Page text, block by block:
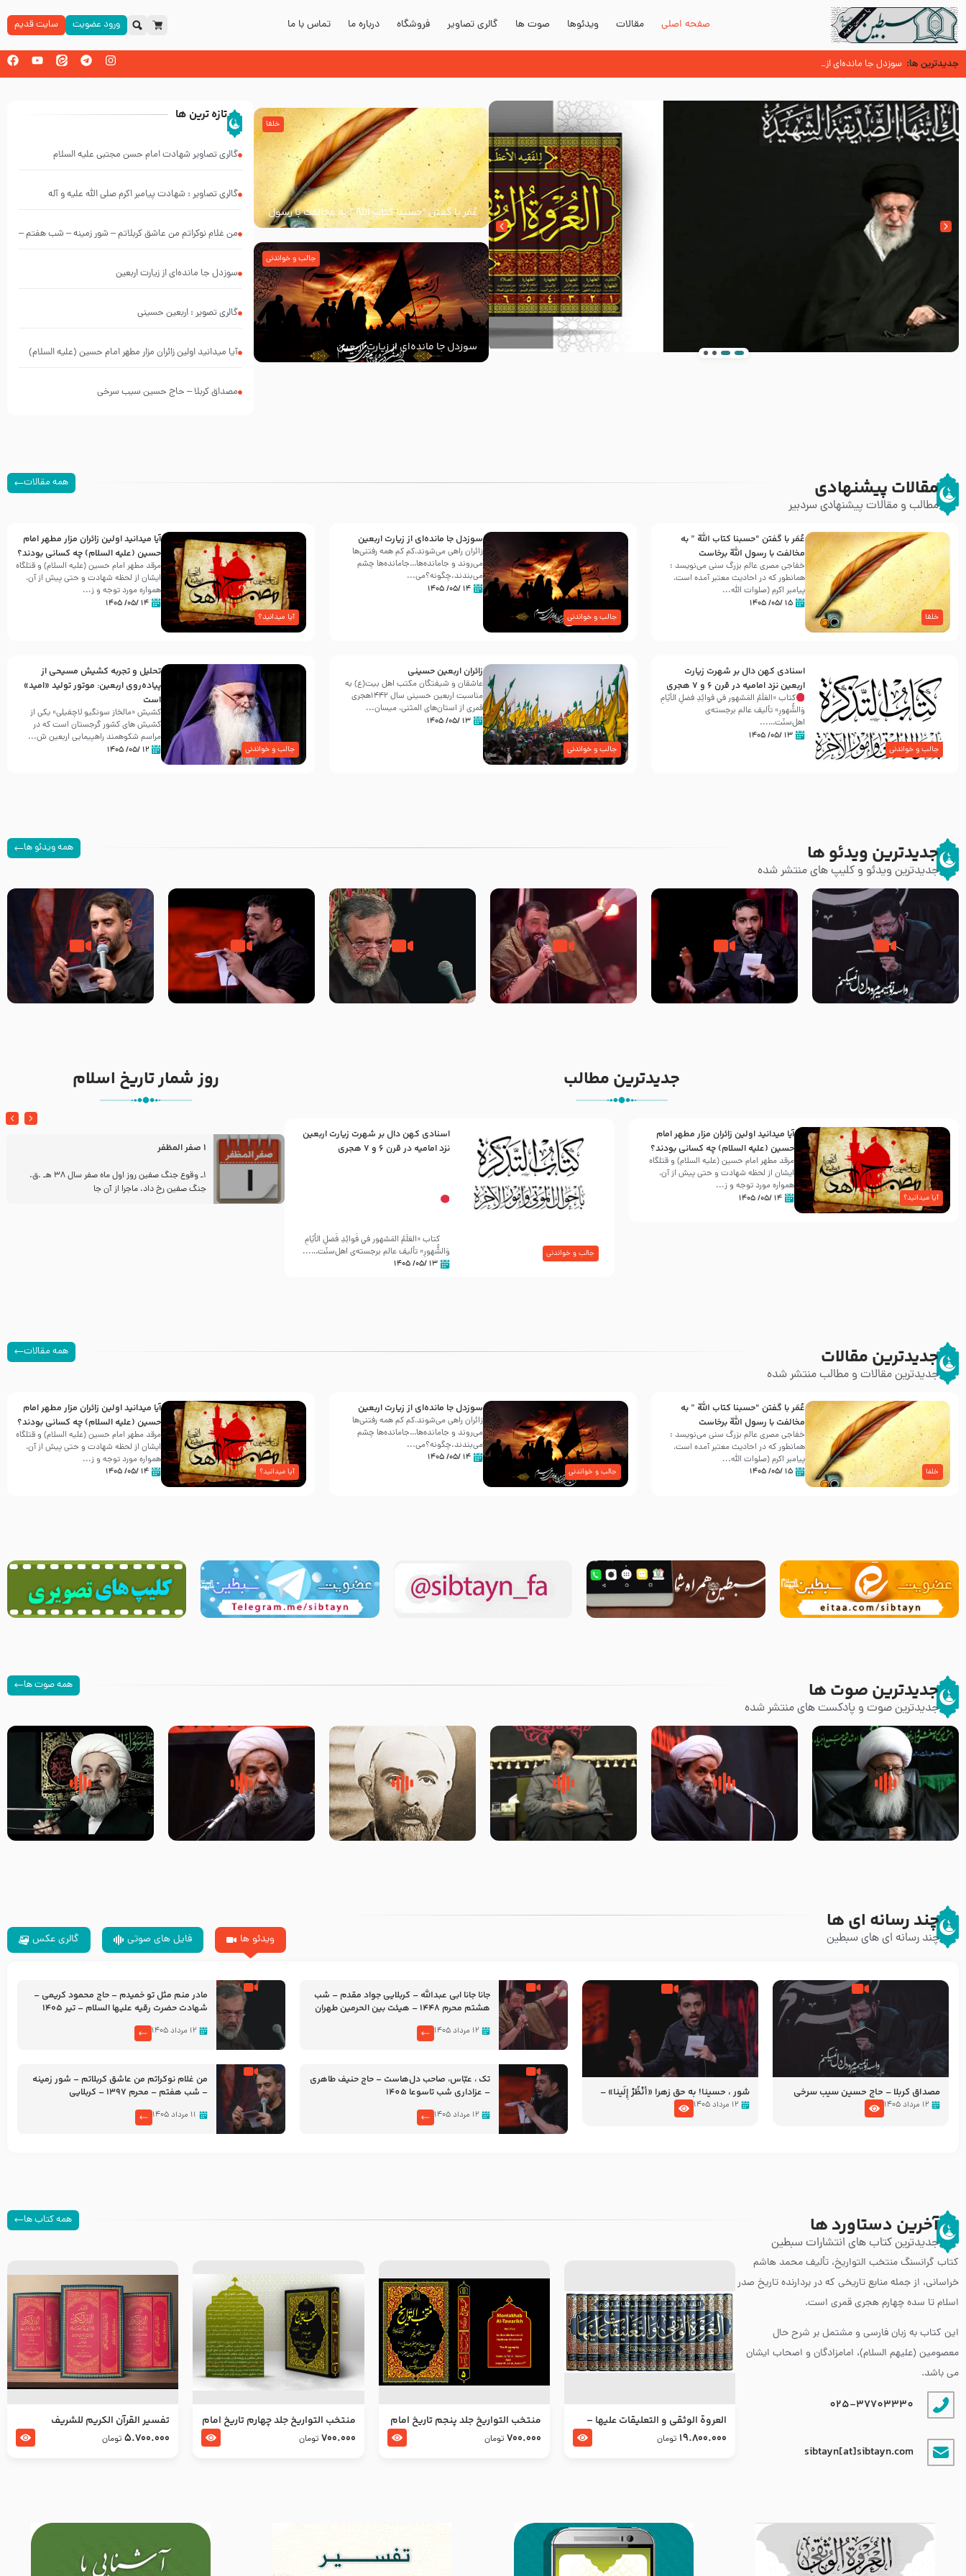
صفحه اصلی مقالات ویدئوها صوت ها گالری تصاویر فروشگاه درباره ما تماس با ما ورود عضویت سایت قدیم
جدیدترین ها: سوزدل جا مانده‌ای از زیارت اربعین
آیا میدانید اولین زائران مزار مطهر امام حسین (علیه السلام) چه کسانی بودند؟
اسنادی کهن دال بر شهرت زیارت اربعین نزد امامیه در قرن ۶ و ۷ هجری
عُمَر با گفتن “حسبنا كتاب اللّه ” به مخالفت با رسول
اللّه برخاست
خلفا
سوزدل جا مانده‌ای از زیارت اربعین
جالب و خواندنی
تازه ترین ها
گالری تصاویر شهادت امام حسن مجتبی علیه السلام
گالری تصاویر : شهادت پیامبر اکرم صلی الله علیه و آله
من غلام نوکراتم من عاشق کربلاتم – شور زمینه – شب هفتم –
سوزدل جا مانده‌ای از زیارت اربعین
گالری تصویر : اربعین حسینی
آیا میدانید اولین زائران مزار مطهر امام حسین (علیه السلام)
مصداق کربلا – حاج حسین سیب سرخی
مقالات پیشنهادی
مطالب و مقالات پیشنهادی سردبیر
همه مقالات
خلفا
عُمَر با گفتن “حسبنا كتاب اللّه ” به
مخالفت با رسول اللّه برخاست
خفاجی مصری عالم بزرگ سنی می‌نویسد :
همانطور که در احادیث معتبر آمده است،
پیامبر اکرم (صلوات اللّه...
۱۵ /۰۵/ ۱۴۰۵
جالب و خواندنی
سوزدل جا مانده‌ای از زیارت اربعین
زائران راهی می‌شوند،کم‌ کم همه رفتنی‌ها
می‌روند و جامانده‌ها…جامانده‌ها چشم
می‌بندند.چگونه؟می‌...
۱۴ /۰۵/ ۱۴۰۵
آیا میدانید؟
آیا میدانید اولین زائران مزار مطهر امام
حسین (علیه السلام) چه کسانی بودند؟
مرقد مطهر امام حسین (علیه السلام) و قتلگاه
ایشان از لحظه شهادت و حتی پیش از آن،
همواره مورد توجه و ز...
۱۴ /۰۵/ ۱۴۰۵
جالب و خواندنی
اسنادی کهن دال بر شهرت زیارت
اربعین نزد امامیه در قرن ۶ و ۷ هجری
کتاب «العَلَمُ المَشهور في فَوائِدِ فَضلِ الأيّامِ
وَالشُّهورِ» تألیف عالم برجسته‌ی
اهل‌سنّت…...
۱۳ /۰۵/ ۱۴۰۵
جالب و خواندنی
زائران اربعین حسینی
عاشقان و شیفتگان مکتب اهل بیت(ع) به
مناسبت اربعین حسینی سال ۱۴۴۲هجری
قمری از استان‌های المثنی، میسان...
۱۳ /۰۵/ ۱۴۰۵
جالب و خواندنی
تحلیل و تجربه کشیش مسیحی از
پیاده‌روی اربعین: موتور تولید «امید»
است
کشیش «مالخاز سونگیو لاچفیلی» یکی از
کشیش های کشور گرجستان است که در
مراسم شکوهمند راهپیمایی اربعین ش...
۱۲ /۰۵/ ۱۴۰۵
جدیدترین ویدئو ها
جدیدترین ویدئو و کلیپ های منتشر شده
همه ویدئو ها
مصداق کربلا – حاج حسین سیب
شور ، حسینا! به‌ حق زهرا «أُنْظُرْ
إِلَینا» – عزاداری شب هفتم ماه
جانا جانا ابی عبدالله – کربلایی
جواد مقدم – شب هشتم محرم
مادر منم مثل تو خمیدم – حاج
محمود کریمی – شهادت حضرت
تک ، عبّاس، صاحب دل‌هاست –
حاج حنیف طاهری – عزاداری شب
من غلام نوکراتم من عاشق
کربلاتم – شور زمینه – شب هفتم
جدیدترین مطالب
آیا میدانید؟
آیا میدانید اولین زائران مزار مطهر امام
حسین (علیه السلام) چه کسانی بودند؟
مرقد مطهر امام حسین (علیه السلام) و قتلگاه
ایشان از لحظه شهادت و حتی پیش از آن،
همواره مورد توجه و ز...
۱۴ /۰۵/ ۱۴۰۵
جالب و خواندنی
اسنادی کهن دال بر شهرت زیارت اربعین
نزد امامیه در قرن ۶ و ۷ هجری
کتاب «العَلَمُ المَشهور في فَوائِدِ فَضلِ الأيّامِ
وَالشُّهورِ» تألیف عالم برجسته‌ی اهل‌سنّت…...
۱۳ /۰۵/ ۱۴۰۵
روز شمار تاریخ اسلام
30 صفر المظفر
شهادت حضرت علی بن موسی الرضا (علیه السلام) در روز
آخـر صفر سـال 203 هـ .ق. هشـتمین اختر تابناک امامت
1 صفر المظفر
1ـ وقوع جنگ صفین روز اول ماه صفر سال 38 هـ .ق.
جنگ صفین رخ داد. ماجرا از آن جا
جدیدترین مقالات
جدیدترین مقالات و مطالب منتشر شده
همه مقالات
خلفا
عُمَر با گفتن “حسبنا كتاب اللّه ” به
مخالفت با رسول اللّه برخاست
خفاجی مصری عالم بزرگ سنی می‌نویسد :
همانطور که در احادیث معتبر آمده است،
پیامبر اکرم (صلوات اللّه...
۱۵ /۰۵/ ۱۴۰۵ جالب و خواندنی
سوزدل جا مانده‌ای از زیارت اربعین
زائران راهی می‌شوند،کم‌ کم همه رفتنی‌ها
می‌روند و جامانده‌ها…جامانده‌ها چشم
می‌بندند.چگونه؟می‌...
۱۴ /۰۵/ ۱۴۰۵
آیا میدانید؟
آیا میدانید اولین زائران مزار مطهر امام
حسین (علیه السلام) چه کسانی بودند؟
مرقد مطهر امام حسین (علیه السلام) و قتلگاه
ایشان از لحظه شهادت و حتی پیش از آن،
همواره مورد توجه و ز...
۱۴ /۰۵/ ۱۴۰۵
جدیدترین صوت ها
جدیدترین صوت و پادکست های منتشر شده
همه صوت ها
زوّار اربعین امام حسین (علیه
السلام) با این اشتیاق به زیارت
روضه جانسوز پاره های جگر امام
حسن مجتبی علیه السلام-حجت
لقب حضرت رقیه سلام الله علیها
به چه معناست – حجت الاسلام
روضه‌ی مجلس یزید ملعون و
اسارت اهل‌بیت علیهم‌السلام –
سلام جوانی که امام حسین علیه
السلام خودش جوابش را دادند
زیارتی که اسباب رزق زیاد و عمر
طولانی است حجت السلام حسین
چند رسانه ای ها
چند رسانه ای های سبطین ویدئو ها فایل های صوتی گالری عکس
مصداق کربلا – حاج حسین سیب سرخی
۱۲ مرداد ۱۴۰۵
شور ، حسینا! به‌ حق زهرا «أُنْظُرْ إِلَینا» –
عزاداری شب هفتم ماه محرّم 1405
۱۲ مرداد ۱۴۰۵
جانا جانا ابی عبدالله – کربلایی جواد مقدم – شب
هشتم محرم 1448 – هیئت بین الحرمین طهران
۱۲ مرداد ۱۴۰۵
مادر منم مثل تو خمیدم – حاج محمود کریمی –
شهادت حضرت رقیه علیها السلام – تیر ۱۴۰۵
۱۲ مرداد ۱۴۰۵
تک ، عبّاس، صاحب دل‌هاست – حاج حنیف طاهری
– عزاداری شب تاسوعا 1405
۱۲ مرداد ۱۴۰۵
من غلام نوکراتم من عاشق کربلاتم – شور زمینه
– شب هفتم – محرم 1397 – کربلایی
۱۱ مرداد ۱۴۰۵
آخرین دستاورد ها
جدیدترین کتاب های انتشارات سبطین
همه کتاب ها
کتاب گرانسنگ منتخب التواريخ، تألیف محمد هاشم
خراسانی، از جمله منابع تاریخی که در بردارنده تاریخ صدر
اسلام تا سده چهارم هجری قمری است.
این کتاب به زبان فارسی و مشتمل بر شرح حال
معصومین (علیهم السلام)، امامزادگان و اصحاب ایشان
می باشد.
025-37703330
sibtayn[at]sibtayn.com
العروة الوثقى و التعليقات عليها –
طرح جدید
19.800.000 تومان
منتخب التواریخ جلد پنجم تاریخ امام
جعفر صادق و امام موسی بن جعفر
700.000 تومان
منتخب التواریخ جلد چهارم تاریخ امام
زین العابدین و امام محمد باقر
700.000 تومان
تفسير القرآن الكريم للشريف
المرتضي قدس سرّه
5.700.000 تومان